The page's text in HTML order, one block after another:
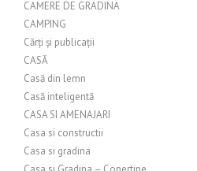
CAMERE DE GRADINA
CAMPING
Cărți și publicații
CASĂ
Casă din lemn
Casă inteligentă
CASA SI AMENAJARI
Casa si constructii
Casa si gradina